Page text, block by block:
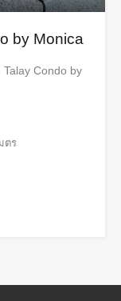
by Monica
Condo by
ตร